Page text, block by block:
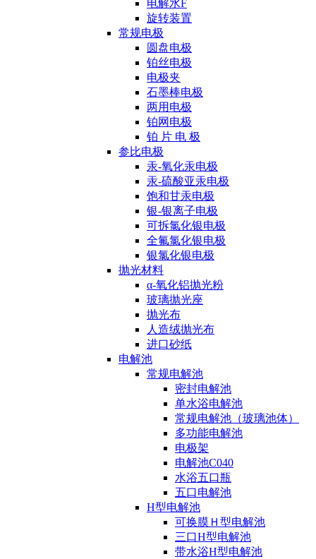
电解水F
旋转装置
常规电极
圆盘电极
铂丝电极
电极夹
石墨棒电极
两用电极
铂网电极
铂 片 电 极
参比电极
汞-氧化汞电极
汞-硫酸亚汞电极
饱和甘汞电极
银-银离子电极
可拆氯化银电极
全氟氯化银电极
银氯化银电极
抛光材料
α-氧化铝抛光粉
玻璃抛光座
抛光布
人造绒抛光布
进口砂纸
电解池
常规电解池
密封电解池
单水浴电解池
常规电解池（玻璃池体）
多功能电解池
电极架
电解池C040
水浴五口瓶
五口电解池
H型电解池
可换膜Ｈ型电解池
三口H型电解池
带水浴H型电解池